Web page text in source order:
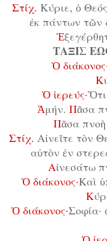
Στίχ. Κύ­ρι­ε, ὁ
ἐκ πάν­των τῶν
Ἐ
ΤΑΞΙΣ
Ὁ δι­ά­κο­νος·
Κ
Ὁ ἱ­ε­ρεύς·
Ἀ­μήν. Πᾶ­σα
Πᾶ­σα
Στίχ. Αἰ­νεῖ­τε τὸν
αὐ­τὸν ἐν
Αἰ­νε­σά­τω
Ὁ δι­ά­κο­νος·Καὶ
Κ
Ὁ δι­ά­κο­νος·Σο­φί­α·